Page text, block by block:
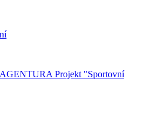
Projekt "Sportovní